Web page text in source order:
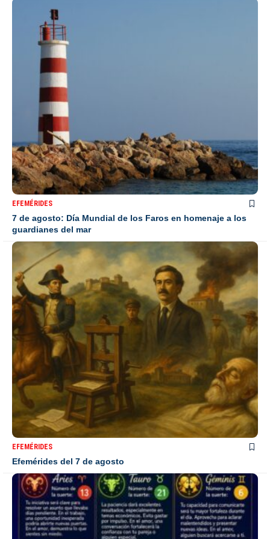
EFEMÉRIDES
7 de agosto: Día Mundial de los Faros en homenaje a los
guardianes del mar
EFEMÉRIDES
Efemérides del 7 de agosto